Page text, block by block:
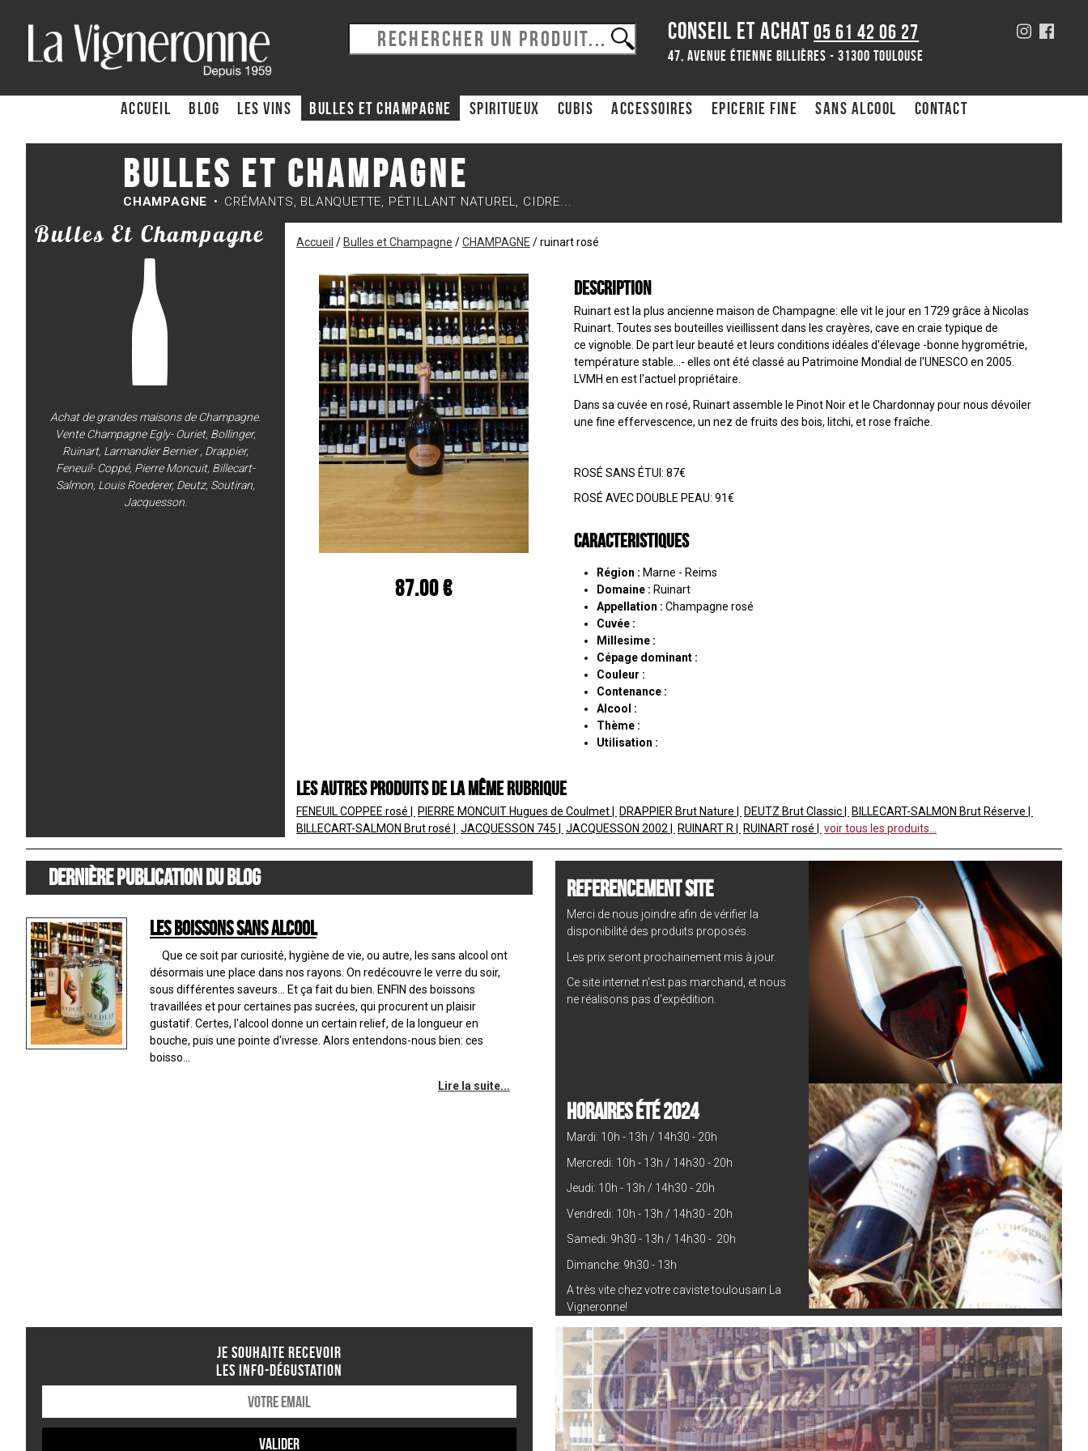
CONSEIL ET ACHAT 05 61 42 06 27
47, avenue Étienne Billières - 31300 toulouse
ACCUEIL Blog Les Vins Bulles et Champagne Spiritueux CUBIS ACCESSOIRES Epicerie fine Sans alcool Contact
Bulles et Champagne
CHAMPAGNE CRÉMANTS, BLANQUETTE, PÉTILLANT NATUREL, CIDRE...
Bulles Et Champagne
Achat de grandes maisons de Champagne.
Vente Champagne Egly- Ouriet, Bollinger,
Ruinart, Larmandier Bernier , Drappier,
Feneuil- Coppé, Pierre Moncuit, Billecart-
Salmon, Louis Roederer, Deutz, Soutiran,
Jacquesson.
Accueil / Bulles et Champagne /CHAMPAGNE /ruinart rosé
87.00 €
Description
Ruinart est la plus ancienne maison de Champagne: elle vit le jour en 1729 grâce à Nicolas
Ruinart. Toutes ses bouteilles vieillissent dans les crayères, cave en craie typique de
ce vignoble. De part leur beauté et leurs conditions idéales d'élevage -bonne hygrométrie,
température stable...- elles ont été classé au Patrimoine Mondial de l'UNESCO en 2005.
LVMH en est l'actuel propriétaire.
Dans sa cuvée en rosé, Ruinart assemble le Pinot Noir et le Chardonnay pour nous dévoiler
une fine effervescence, un nez de fruits des bois, litchi, et rose fraîche.
ROSÉ SANS ÉTUI: 87€
ROSÉ AVEC DOUBLE PEAU: 91€
Caracteristiques
Région : Marne - Reims
Domaine : Ruinart
Appellation : Champagne rosé
Cuvée :
Millesime :
Cépage dominant :
Couleur :
Contenance :
Alcool :
Thème :
Utilisation :
Les autres produits de la même rubrique
FENEUIL COPPEE rosé PIERRE MONCUIT Hugues de Coulmet DRAPPIER Brut Nature DEUTZ Brut Classic
BILLECART-SALMON Brut Réserve
BILLECART-SALMON Brut rosé
JACQUESSON 745 JACQUESSON 2002 RUINART R RUINART rosé voir tous les produits...
Dernière publication du blog
Les boissons sans alcool
Que ce soit par curiosité, hygiène de vie, ou autre, les sans alcool ont
désormais une place dans nos rayons. On redécouvre le verre du soir,
sous différentes saveurs... Et ça fait du bien. ENFIN des boissons
travaillées et pour certaines pas sucrées, qui procurent un plaisir
gustatif. Certes, l'alcool donne un certain relief, de la longueur en
bouche, puis une pointe d'ivresse. Alors entendons-nous bien: ces
boisso...
Lire la suite...
REFERENCEMENT SITE
Merci de nous joindre afin de vérifier la
disponibilité des produits proposés.
Les prix seront prochainement mis à jour.
Ce site internet n'est pas marchand, et nous
ne réalisons pas d'expédition.
HORAIRES ÉTÉ 2024
Mardi: 10h - 13h / 14h30 - 20h
Mercredi: 10h - 13h / 14h30 - 20h
Jeudi: 10h - 13h / 14h30 - 20h
Vendredi: 10h - 13h / 14h30 - 20h
Samedi: 9h30 - 13h / 14h30 - 20h
Dimanche: 9h30 - 13h
A très vite chez votre caviste toulousain La
Vigneronne!
JE SOUHAITE RECEVOIR
LES INFO-DÉGUSTATION